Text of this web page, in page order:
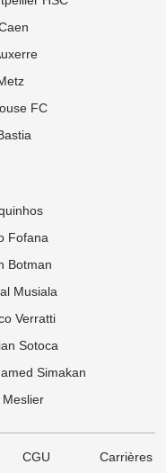
ambitieux du TFC
vers l'Arabie
à Lucas Stassin,
en vue, Lille déniche sa
un cadre braque la
une piste d'expérience
FC
Fofana
Botman
Musiala
Verratti
Sotoca
Simakan
Meslier
CGU Carrières